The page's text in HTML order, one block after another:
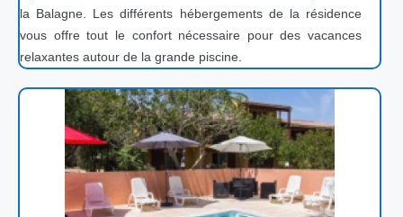
la Balagne. Les différents hébergements de la résidence
vous offre tout le confort nécessaire pour des vacances
relaxantes autour de la grande piscine.